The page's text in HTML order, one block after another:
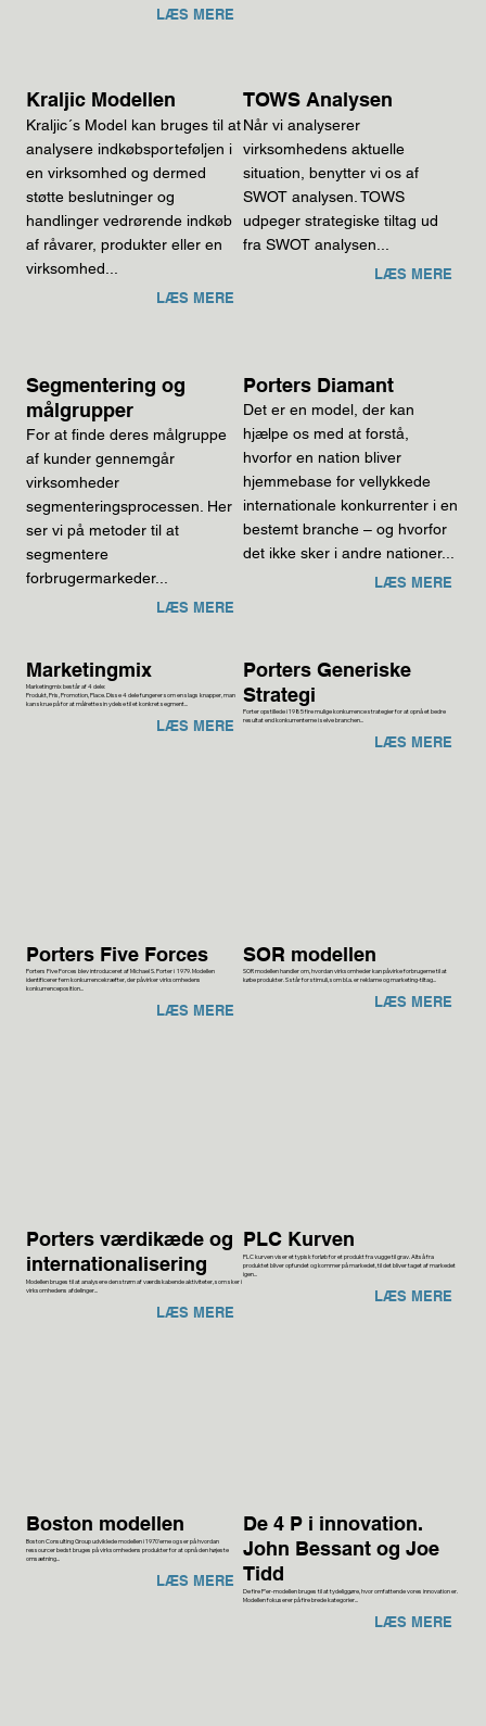
LÆS MERE
Kraljic Modellen
Kraljic´s Model kan bruges til at
analysere indkøbsporteføljen i
en virksomhed og dermed
støtte beslutninger og
handlinger vedrørende indkøb
af råvarer, produkter eller en
virksomhed...
LÆS MERE
TOWS Analysen
Når vi analyserer
virksomhedens aktuelle
situation, benytter vi os af
SWOT analysen. TOWS
udpeger strategiske tiltag ud
fra SWOT analysen...
LÆS MERE
Segmentering og
målgrupper
For at finde deres målgruppe
af kunder gennemgår
virksomheder
segmenteringsprocessen. Her
ser vi på metoder til at
segmentere
forbrugermarkeder...
LÆS MERE
Porters Diamant
Det er en model, der kan
hjælpe os med at forstå,
hvorfor en nation bliver
hjemmebase for vellykkede
internationale konkurrenter i en
bestemt branche – og hvorfor
det ikke sker i andre nationer...
LÆS MERE
Marketingmix
Marketingmix består af 4 dele:
Produkt, Pris, Promotion, Place. Disse 4 dele fungerer som en slags knapper, man
kan skrue på for at målrette sin ydelse til et konkret segment...
LÆS MERE
Porters Generiske
Strategi
Porter opstillede i 1985 fire mulige konkurrence strategier for at opnå et bedre
resultat end konkurrenterne i selve branchen...
LÆS MERE
Porters Five Forces
Porters Five Forces blev introduceret af Michael S. Porter i 1979. Modellen
identificerer fem konkurrencekræfter, der påvirker virksomhedens
konkurrenceposition...
LÆS MERE
SOR modellen
SOR modellen handler om, hvordan virksomheder kan påvirke forbrugerne til at
købe produkter. S står for stimuli, som bl.a. er reklame og marketing-tiltag...
LÆS MERE
Porters værdikæde og
internationalisering
Modellen bruges til at analysere den strøm af værdiskabende aktiviteter, som sker i
virksomhedens afdelinger...
LÆS MERE
PLC Kurven
PLC kurven viser et typisk forløb for et produkt fra vugge til grav. Altså fra
produktet bliver opfundet og kommer på markedet, til det bliver taget af markedet
igen...
LÆS MERE
Boston modellen
Boston Consulting Group udviklede modellen i 1970'erne og ser på hvordan
ressourcer bedst bruges på virksomhedens produkter for at opnå den højeste
omsætning...
LÆS MERE
De 4 P i innovation.
John Bessant og Joe
Tidd
De fire P'er-modellen bruges til at tydeliggøre, hvor omfattende vores innovation er.
Modellen fokuserer på fire brede kategorier...
LÆS MERE